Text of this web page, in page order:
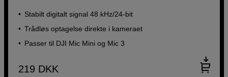
Stabilt digitalt signal 48 kHz/24-bit
Trådløs optagelse direkte i kameraet
Passer til DJI Mic Mini og Mic 3
219 DKK